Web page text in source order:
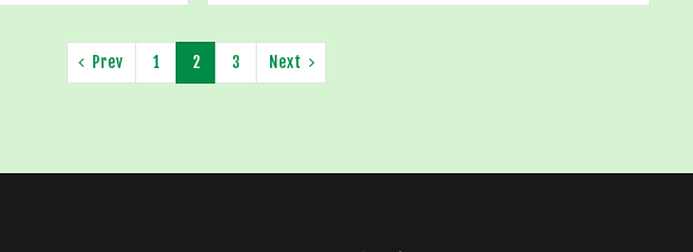
Prev 1 2 3 Next